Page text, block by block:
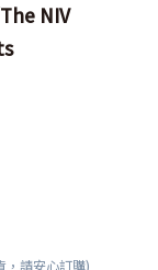
NIV
，請安心訂購)